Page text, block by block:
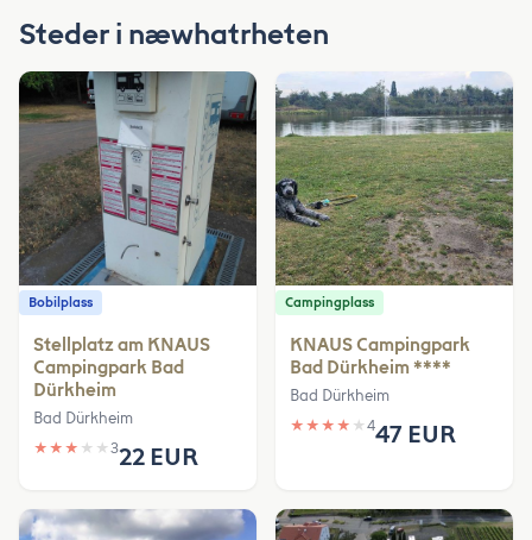
Steder i næwhatrheten
Bobilplass
Stellplatz am KNAUS
Campingpark Bad
Dürkheim
Bad Dürkheim
★ ★ ★ ★ ★ 322 EUR
Campingplass
KNAUS Campingpark
Bad Dürkheim ****
Bad Dürkheim
★ ★ ★ ★ ★ 447 EUR